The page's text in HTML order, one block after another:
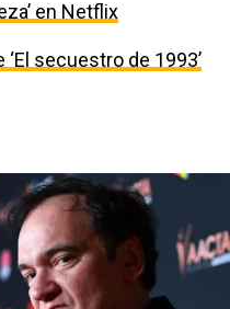
en Netflix
secuestro de 1993’